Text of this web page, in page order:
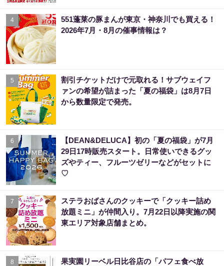
4
551蓬莱の豚まんが東京・神奈川でも買える！
2026年7月・8月の催事情報は？
5
割引チケットだけで元取れる！サブウェイフ
ァンの希望が詰まった「夏の福袋」は8月7日
から数量限定で発売。
6
【DEAN&DELUCA】初の「夏の福袋」が7月
29日17時販売スタート。日常使いできるグッ
ズやティー、フルーツゼリーなどがセットに
♡
7
ステラおばさんのクッキーで「クッキー詰め
放題ミニ」が仲間入り。7月22日以降実施の関
東エリア対象店舗まとめ。
8
果実園リーベル日比谷店の「パフェ食べ放